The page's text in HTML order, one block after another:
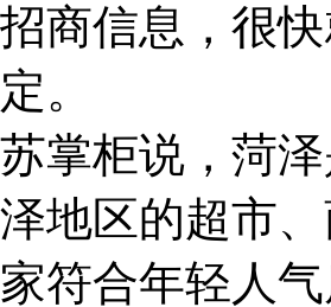
招商信息，很
定。
苏掌柜说，菏
泽地区的超市
家符合年轻人